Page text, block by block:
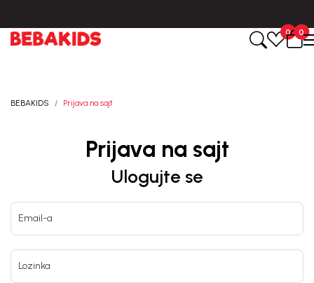
0
0
BEBAKIDS Prijava na sajt
Prijava na sajt
Ulogujte se
Email-a
Lozinka